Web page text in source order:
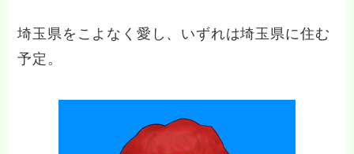
埼玉県をこよなく愛し、いずれは埼玉県に住む
予定。